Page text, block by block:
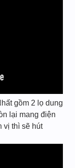
gồm 2 lọ dung
lại mang điện
vị thì sẽ hút